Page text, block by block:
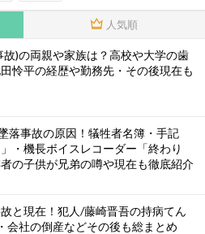
人気順
故)の両親や家族は？高校や大学の歯
怜平の経歴や勤務先・その後現在も
落事故の原因！犠牲者名簿・手記
」・機長ボイスレコーダー「終わり
の子供が兄弟の噂や現在も徹底紹介
と現在！犯人/藤崎晋吾の持病てん
会社の倒産などその後も総まとめ